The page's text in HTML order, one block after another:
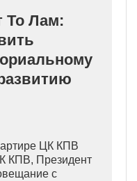
То Лам:
ЦК КПВ
КПВ, Президент
с